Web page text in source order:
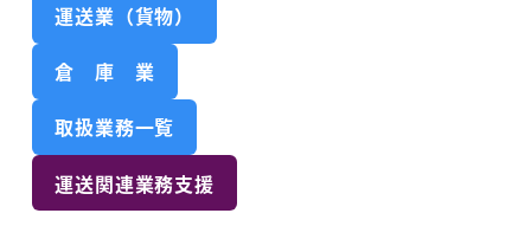
運送業（貨物）
倉 庫 業
取扱業務一覧
運送関連業務支援